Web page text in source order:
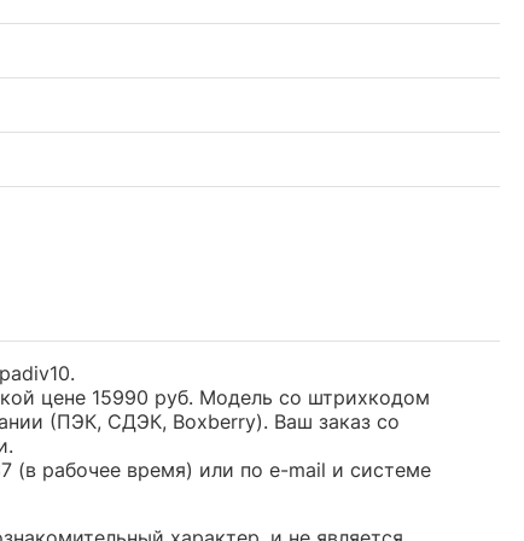
цене 15990 руб. Модель со штрихкодом
(ПЭК, СДЭК, Boxberry). Ваш заказ со
(в рабочее время) или по e-mail и системе